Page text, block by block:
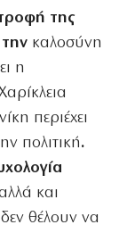
της
την καλοσύνη
η
περιέχει
πολιτική.
και
θέλουν να